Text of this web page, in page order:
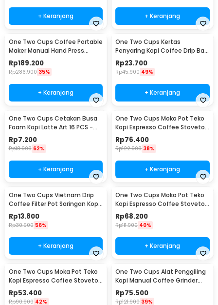
+ Keranjang + Keranjang
One Two Cups Coffee Portable
Maker Manual Hand Press
Espresso 300ml - T35066
Rp189.200
Rp286.900 35%
+ Keranjang
One Two Cups Kertas
Penyaring Kopi Coffee Drip Bag
Paper Filter 50PCS - T111
Rp23.700
Rp45.900 49%
+ Keranjang
One Two Cups Cetakan Busa
Foam Kopi Latte Art 16 PCS -
JJYE01
Rp7.200
Rp18.900 62%
+ Keranjang
One Two Cups Moka Pot Teko
Kopi Espresso Coffee Stovetop
6 Cup 300ml - Z20
Rp76.400
Rp122.900 38%
+ Keranjang
One Two Cups Vietnam Drip
Coffee Filter Pot Saringan Kopi
180ml 8Q - LC1
Rp13.800
Rp30.900 56%
+ Keranjang
One Two Cups Moka Pot Teko
Kopi Espresso Coffee Stovetop
4 Cup 200ml - Z20
Rp68.200
Rp111.900 40%
+ Keranjang
One Two Cups Moka Pot Teko
Kopi Espresso Coffee Stovetop
2 Cup 100ml - Z20
Rp53.400
Rp90.900 42%
One Two Cups Alat Penggiling
Kopi Manual Coffee Grinder
Wood - 16290
Rp75.500
Rp121.900 39%